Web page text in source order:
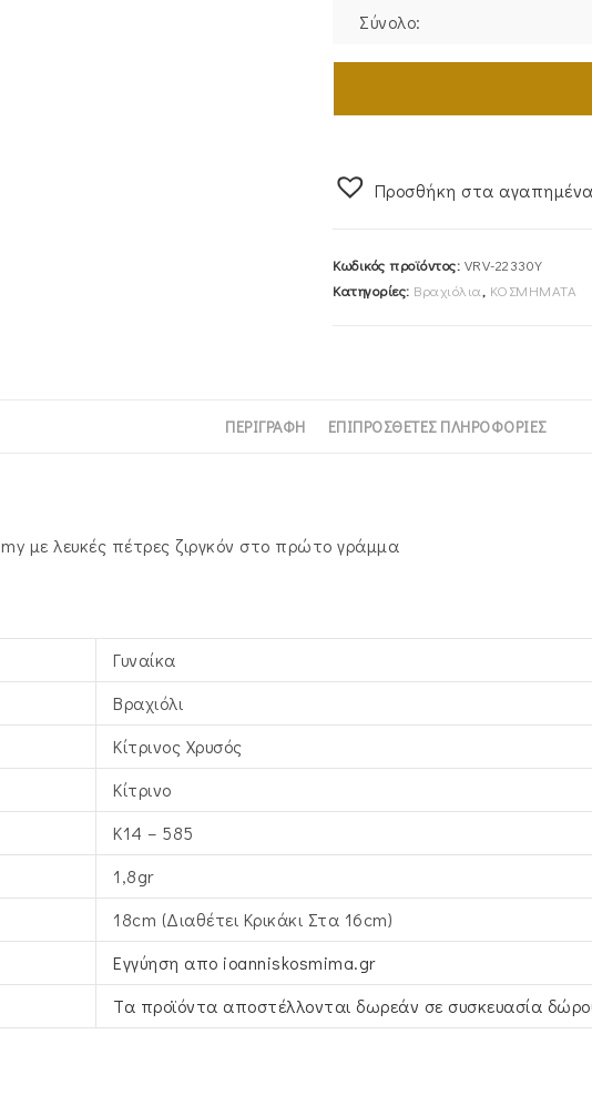
Σύνολο:
Βραχιόλι
Κ14
Με
Ζιργκόν
22330Y
Προσθήκη στα αγαπημένα
Κωδικός προϊόντος: VRV-22330Y
Κατηγορίες: Βραχιόλια, ΚΟΣΜΗΜΑΤΑ
ΠΕΡΙΓΡΑΦΉ ΕΠΙΠΡΌΣΘΕΤΕΣ ΠΛΗΡΟΦΟΡΊΕΣ
με λευκές πέτρες ζιργκόν στο πρώτο γράμμα
Γυναίκα
Βραχιόλι
Κίτρινος Xρυσός
Κίτρινο
Κ14 – 585
1,8gr
18cm (Διαθέτει Κρικάκι Στα 16cm)
Εγγύηση απο ioanniskosmima.gr
Τα προϊόντα αποστέλλονται δωρεάν σε συσκευασία